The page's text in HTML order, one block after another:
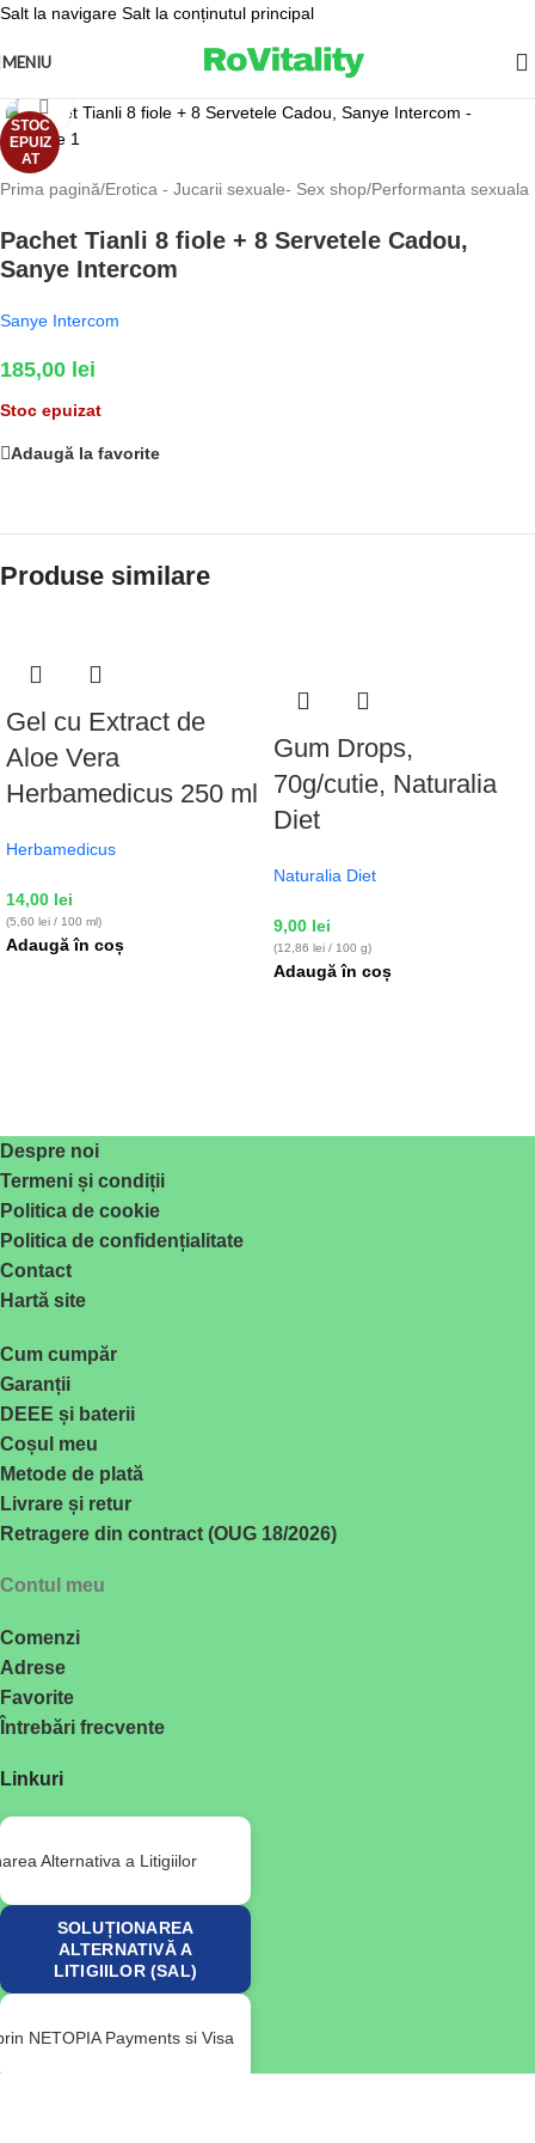
Salt la navigare Salt la conținutul principal
MENIU
STOC
EPUIZ
AT
Fă clic pentru a mări
Prima pagină/Erotica - Jucarii sexuale- Sex shop/Performanta sexuala
Pachet Tianli 8 fiole + 8 Servetele Cadou,
Sanye Intercom
Sanye Intercom
185,00 lei
Stoc epuizat
Adaugă la favorite
Produse similare
Gel cu Extract de
Aloe Vera
Herbamedicus 250 ml
Herbamedicus
14,00 lei
(5,60 lei / 100 ml)
Adaugă în coș
Gum Drops,
70g/cutie, Naturalia
Diet
Naturalia Diet
9,00 lei
(12,86 lei / 100 g)
Adaugă în coș
Despre noi
Termeni și condiții
Politica de cookie
Politica de confidențialitate
Contact
Hartă site
Cum cumpăr
Garanții
DEEE și baterii
Coșul meu
Metode de plată
Livrare și retur
Retragere din contract (OUG 18/2026)
Contul meu
Comenzi
Adrese
Favorite
Întrebări frecvente
Linkuri
SOLUȚIONAREA
ALTERNATIVĂ A
LITIGIILOR (SAL)